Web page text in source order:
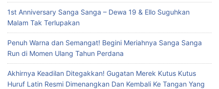
1st Anniversary Sanga Sanga – Dewa 19 & Ello Suguhkan
Malam Tak Terlupakan
Penuh Warna dan Semangat! Begini Meriahnya Sanga Sanga
Run di Momen Ulang Tahun Perdana
Akhirnya Keadilan Ditegakkan! Gugatan Merek Kutus Kutus
Huruf Latin Resmi Dimenangkan Dan Kembali Ke Tangan Yang